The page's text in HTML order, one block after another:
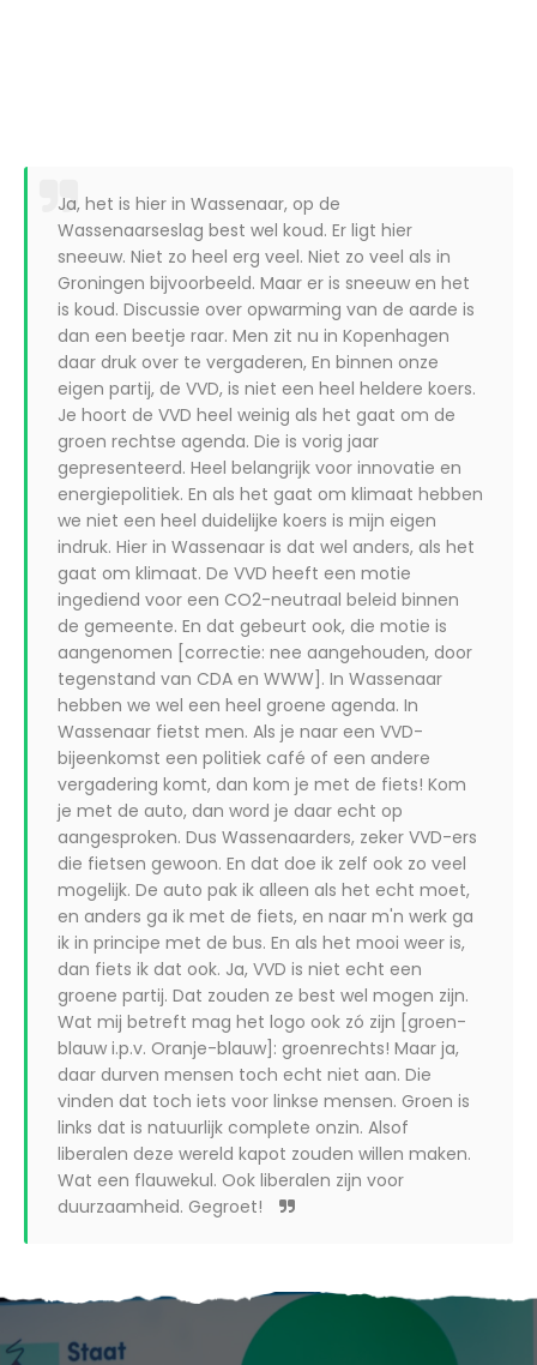
Ja, het is hier in Wassenaar, op de
Wassenaarseslag best wel koud. Er ligt hier
sneeuw. Niet zo heel erg veel. Niet zo veel als in
Groningen bijvoorbeeld. Maar er is sneeuw en het
is koud. Discussie over opwarming van de aarde is
dan een beetje raar. Men zit nu in Kopenhagen
daar druk over te vergaderen, En binnen onze
eigen partij, de VVD, is niet een heel heldere koers.
Je hoort de VVD heel weinig als het gaat om de
groen rechtse agenda. Die is vorig jaar
gepresenteerd. Heel belangrijk voor innovatie en
energiepolitiek. En als het gaat om klimaat hebben
we niet een heel duidelijke koers is mijn eigen
indruk. Hier in Wassenaar is dat wel anders, als het
gaat om klimaat. De VVD heeft een motie
ingediend voor een CO2-neutraal beleid binnen
de gemeente. En dat gebeurt ook, die motie is
aangenomen [correctie: nee aangehouden, door
tegenstand van CDA en WWW]. In Wassenaar
hebben we wel een heel groene agenda. In
Wassenaar fietst men. Als je naar een VVD-
bijeenkomst een politiek café of een andere
vergadering komt, dan kom je met de fiets! Kom
je met de auto, dan word je daar echt op
aangesproken. Dus Wassenaarders, zeker VVD-ers
die fietsen gewoon. En dat doe ik zelf ook zo veel
mogelijk. De auto pak ik alleen als het echt moet,
en anders ga ik met de fiets, en naar m'n werk ga
ik in principe met de bus. En als het mooi weer is,
dan fiets ik dat ook. Ja, VVD is niet echt een
groene partij. Dat zouden ze best wel mogen zijn.
Wat mij betreft mag het logo ook zó zijn [groen-
blauw i.p.v. Oranje-blauw]: groenrechts! Maar ja,
daar durven mensen toch echt niet aan. Die
vinden dat toch iets voor linkse mensen. Groen is
links dat is natuurlijk complete onzin. Alsof
liberalen deze wereld kapot zouden willen maken.
Wat een flauwekul. Ook liberalen zijn voor
duurzaamheid. Gegroet!